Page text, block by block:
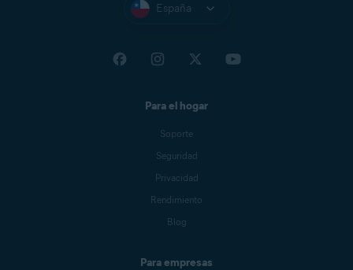
España
Para el hogar
Soporte
Seguridad
Privacidad
Rendimiento
Blog
Para empresas